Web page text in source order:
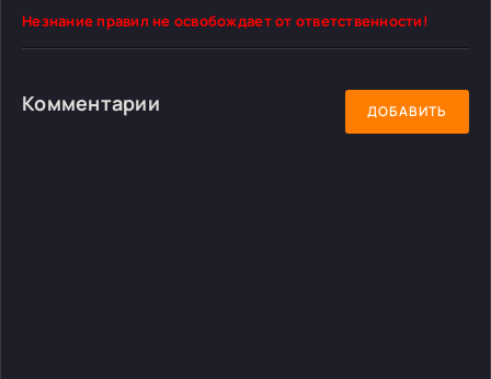
Незнание правил не освобождает от ответственности!
Комментарии ДОБАВИТЬ